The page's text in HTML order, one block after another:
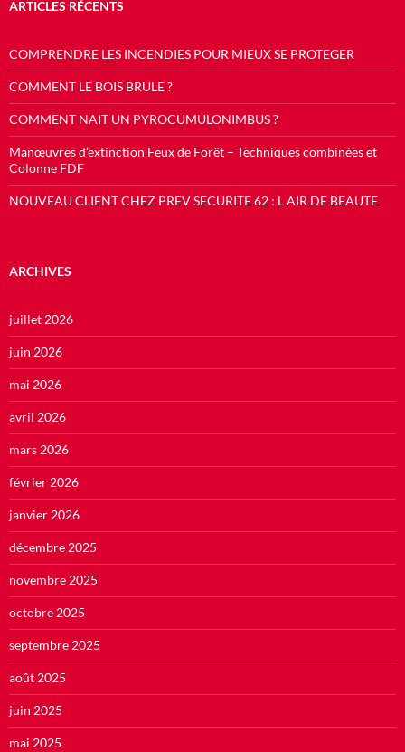
ARTICLES RÉCENTS
COMPRENDRE LES INCENDIES POUR MIEUX SE PROTEGER
COMMENT LE BOIS BRULE ?
COMMENT NAIT UN PYROCUMULONIMBUS ?
Manœuvres d’extinction Feux de Forêt – Techniques combinées et
Colonne FDF
NOUVEAU CLIENT CHEZ PREV SECURITE 62 : L AIR DE BEAUTE
ARCHIVES
juillet 2026
juin 2026
mai 2026
avril 2026
mars 2026
février 2026
janvier 2026
décembre 2025
novembre 2025
octobre 2025
septembre 2025
août 2025
juin 2025
mai 2025